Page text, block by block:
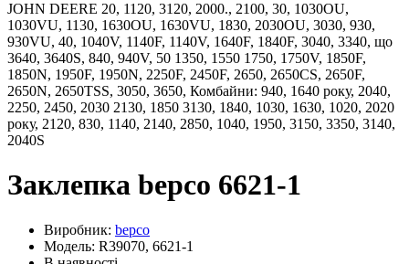
JOHN DEERE 20, 1120, 3120, 2000., 2100, 30, 1030OU,
1030VU, 1130, 1630OU, 1630VU, 1830, 2030OU, 3030, 930,
930VU, 40, 1040V, 1140F, 1140V, 1640F, 1840F, 3040, 3340, що
3640, 3640S, 840, 940V, 50 1350, 1550 1750, 1750V, 1850F,
1850N, 1950F, 1950N, 2250F, 2450F, 2650, 2650CS, 2650F,
2650N, 2650TSS, 3050, 3650, Комбайни: 940, 1640 року, 2040,
2250, 2450, 2030 2130, 1850 3130, 1840, 1030, 1630, 1020, 2020
року, 2120, 830, 1140, 2140, 2850, 1040, 1950, 3150, 3350, 3140,
2040S
Заклепка bepco 6621-1
Виробник: bepco
Модель: R39070, 6621-1